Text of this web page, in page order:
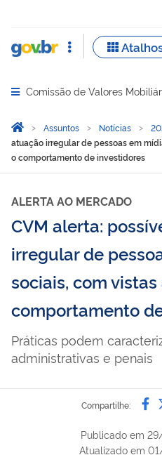
Abrir menu principal de
Comissão de Valores
Você está aqui:
Página Inicial
Assuntos Notícias
atuação irregular de pessoas em
o comportamento de investidores
ALERTA AO MERCADO
CVM alerta:
irregular de
sociais, com
comportamento
Práticas podem
administrativas e penais
Compartilhe:
Publicado em
Atualizado em